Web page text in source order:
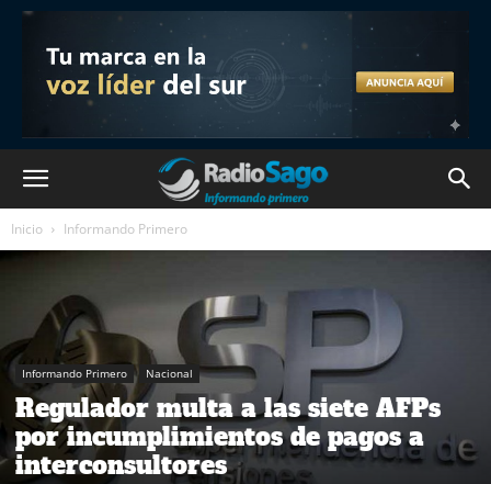
Inicio Informando Primero
Informando Primero Nacional
Regulador multa a las siete AFPs
por incumplimientos de pagos a
interconsultores